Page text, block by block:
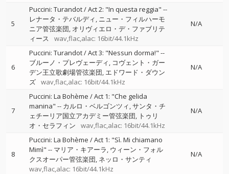
5
Puccini: Turandot / Act 2: "In questa reggia" --
レナータ・テバルディ ニュー・フィルハーモ
ニア管弦楽団 オリヴィエロ・デ・ファブリテ
ィース
wav,flac,alac: 16bit/44.1kHz
N/A
6
Puccini: Turandot / Act 3: "Nessun dorma!" --
ブルーノ・プレヴェーディ コヴェント・ガー
デン王立歌劇場管弦楽団 エドワード・ダウン
ズ wav,flac,alac: 16bit/44.1kHz
N/A
7
Puccini: La Bohème / Act 1: "Che gelida
manina" -- カルロ・ベルゴンツィ サンタ・チ
ェチーリア国立アカデミー管弦楽団
トゥリ
オ・セラフィン
wav,flac,alac: 16bit/44.1kHz
N/A
8
Puccini: La Bohème / Act 1: "Sì. Mi chiamano
Mimì" -- マリア・キアーラ ウィーン・フォル
クスオーパー管弦楽団 ネッロ・サンティ
wav,flac,alac: 16bit/44.1kHz
N/A